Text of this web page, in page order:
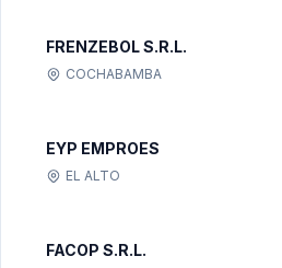
FRENZEBOL S.R.L.
COCHABAMBA
EYP EMPROES
EL ALTO
FACOP S.R.L.